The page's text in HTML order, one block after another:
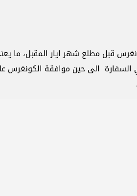
قبل مطلع شهر ايار المقبل، ما
الى حين موافقة الكونغرس